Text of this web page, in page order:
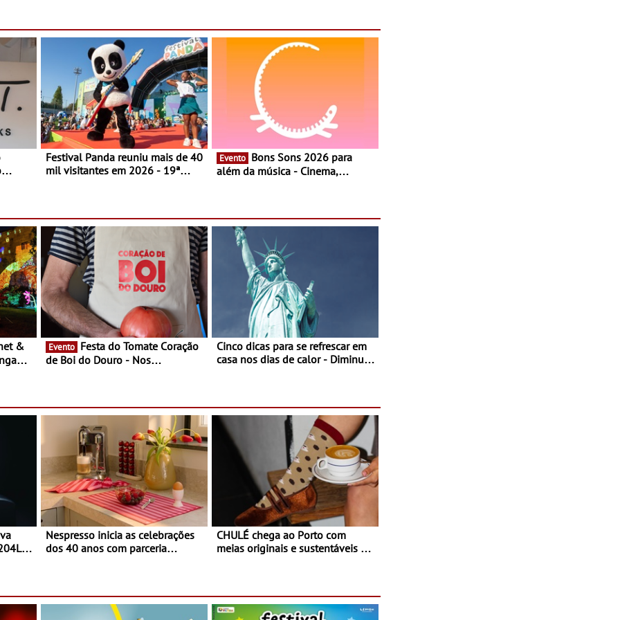
gastronomia mediterrânica,
cocktails de assinatura e música
Festival Panda reuniu mais de 40
mil visitantes em 2026 - 19ª
festa em Oeiras e na Maia
Evento
além da música - Cinema,
Evento
de Boi do Douro - Nos
Cinco dicas para se refrescar em
casa nos dias de calor - Diminuir
Nespresso inicia as celebrações
dos 40 anos com parceria
Torres Novas
CHULÉ chega ao Porto com
meias originais e sustentáveis - A